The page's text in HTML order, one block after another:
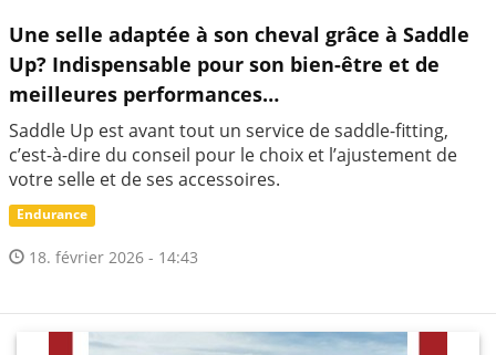
Une selle adaptée à son cheval grâce à Saddle
Up? Indispensable pour son bien-être et de
meilleures performances…
Saddle Up est avant tout un service de saddle-fitting,
c’est-à-dire du conseil pour le choix et l’ajustement de
votre selle et de ses accessoires.
Endurance
18. février 2026 - 14:43